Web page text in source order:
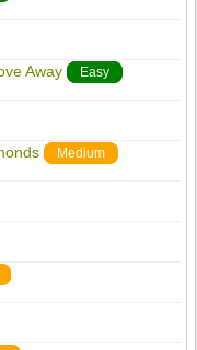
Away Easy
Medium